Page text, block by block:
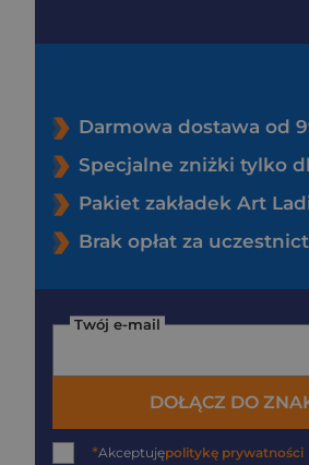
Darmowa dostawa od
Specjalne zniżki tylko
Pakiet zakładek Art
Brak opłat za
Twój e-mail
DOŁĄCZ DO
*Akceptujępolitykę prywatności